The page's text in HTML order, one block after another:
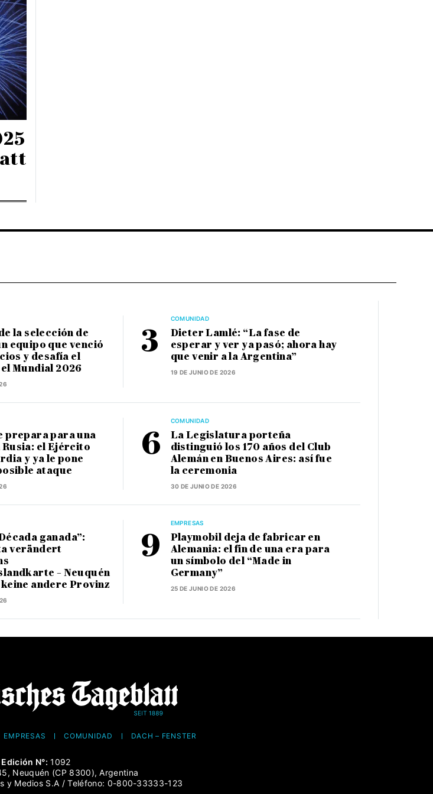
la selección de
equipo que venció
y desafía el
Mundial 2026
COMUNIDAD
Dieter Lamlé: “La fase de
esperar y ver ya pasó; ahora hay
que venir a la Argentina”
19 DE JUNIO DE 2026
prepara para una
el Ejército
y ya le pone
ataque
COMUNIDAD
La Legislatura porteña
distinguió los 170 años del Club
Alemán en Buenos Aires: así fue
la ceremonia
30 DE JUNIO DE 2026
ganada”:
verändert
– Neuquén
andere Provinz
EMPRESAS
Playmobil deja de fabricar en
Alemania: el fin de una era para
un símbolo del “Made in
Germany”
25 DE JUNIO DE 2026
EMPRESAS COMUNIDAD DACH – FENSTER
Edición N°: 1092
Neuquén (CP 8300), Argentina
y Medios S.A / Teléfono: 0-800-33333-123